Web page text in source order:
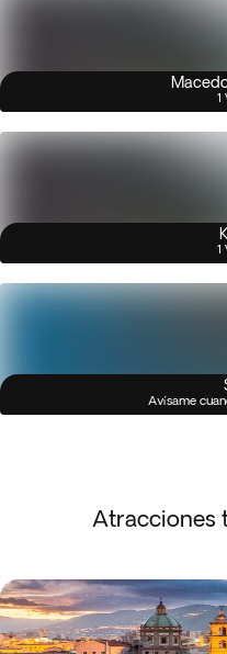
1
1
Avísame
Atracciones